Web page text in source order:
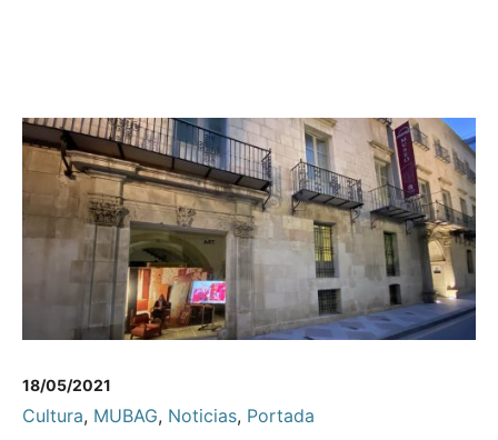
18/05/2021
Cultura, MUBAG, Noticias, Portada